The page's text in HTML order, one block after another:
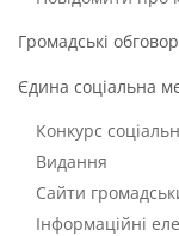
Громадські
Єдина соціальна
Конкурс
Видання
Сайти
Інформаційні